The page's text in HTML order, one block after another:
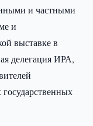
и частными
и
выставке в
делегация ИРА,